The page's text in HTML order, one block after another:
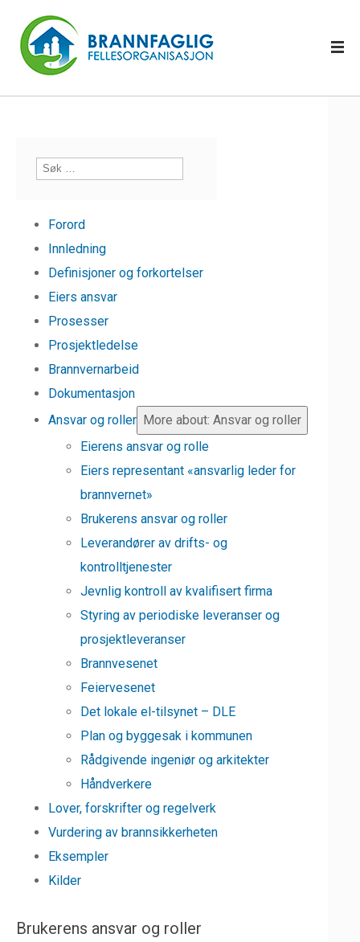
Forord
Innledning
Definisjoner og forkortelser
Eiers ansvar
Prosesser
Prosjektledelse
Brannvernarbeid
Dokumentasjon
Ansvar og roller More about: Ansvar og roller
Eierens ansvar og rolle
Eiers representant «ansvarlig leder for
brannvernet»
Brukerens ansvar og roller
Leverandører av drifts- og
kontrolltjenester
Jevnlig kontroll av kvalifisert firma
Styring av periodiske leveranser og
prosjektleveranser
Brannvesenet
Feiervesenet
Det lokale el-tilsynet – DLE
Plan og byggesak i kommunen
Rådgivende ingeniør og arkitekter
Håndverkere
Lover, forskrifter og regelverk
Vurdering av brannsikkerheten
Eksempler
Kilder
Brukerens ansvar og roller